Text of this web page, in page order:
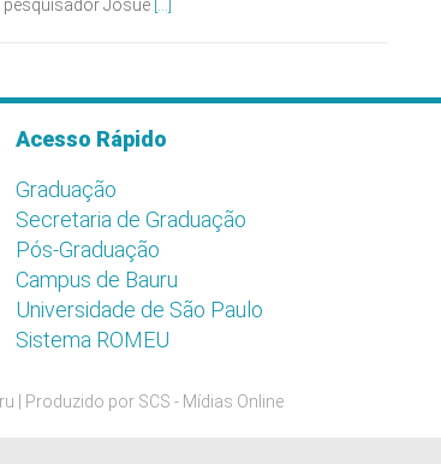
pesquisador Josué
Acesso Rápido
Graduação
Secretaria de Graduação
Pós-Graduação
Campus de Bauru
Universidade de São Paulo
Sistema ROMEU
| Produzido por SCS - Mídias Online